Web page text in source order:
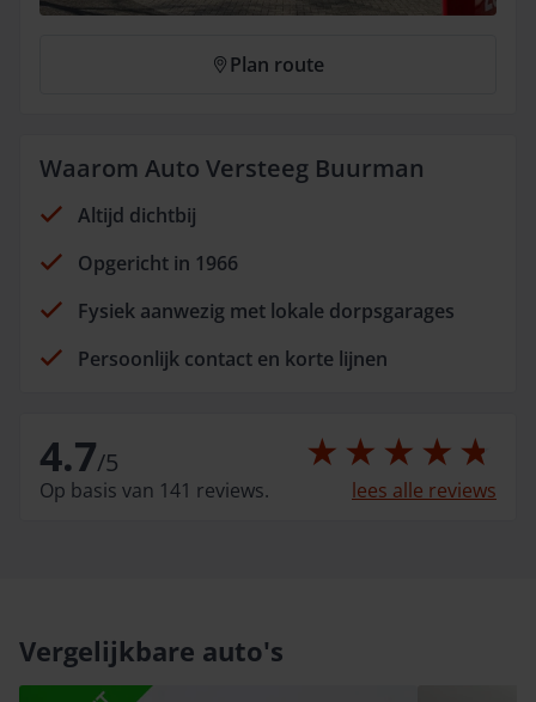
Plan route
Waarom Auto Versteeg Buurman
Altijd dichtbij
Opgericht in 1966
Fysiek aanwezig met lokale dorpsgarages
Persoonlijk contact en korte lijnen
4.7/5
Op basis van 141 reviews. lees alle reviews
Vergelijkbare auto's